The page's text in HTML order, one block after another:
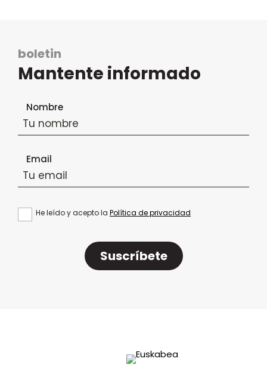
boletin
Mantente informado
Formulario de suscripción al boletín
Nombre
Email
He leído y acepto la Política de privacidad
Suscríbete